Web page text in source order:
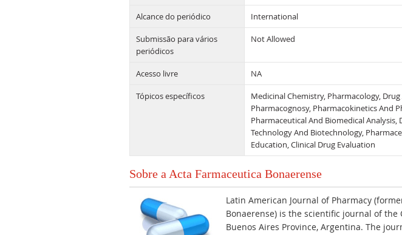
Alcance do periódico International
Submissão para vários
periódicos
Not Allowed
Acesso livre NA
Tópicos específicos
Medicinal Chemistry, Pharmacology,
Pharmacognosy, Pharmacokinetics And
Pharmaceutical And Biomedical Analysis,
Technology And Biotechnology,
Education, Clinical Drug Evaluation
Sobre a Acta Farmaceutica Bonaerense
Latin American Journal of Pharmacy
Bonaerense) is the scientific journal of the
Buenos Aires Province, Argentina. The